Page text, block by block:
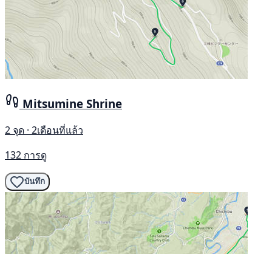
Mitsumine Shrine
2 จุด · 2เดือนที่แล้ว
132 การดู
บันทึก